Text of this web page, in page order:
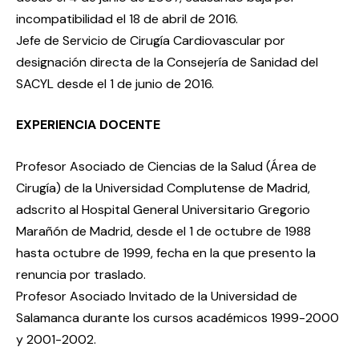
incompatibilidad el 18 de abril de 2016.
Jefe de Servicio de Cirugía Cardiovascular por
designación directa de la Consejería de Sanidad del
SACYL desde el 1 de junio de 2016.
EXPERIENCIA DOCENTE
Profesor Asociado de Ciencias de la Salud (Área de
Cirugía) de la Universidad Complutense de Madrid,
adscrito al Hospital General Universitario Gregorio
Marañón de Madrid, desde el 1 de octubre de 1988
hasta octubre de 1999, fecha en la que presento la
renuncia por traslado.
Profesor Asociado Invitado de la Universidad de
Salamanca durante los cursos académicos 1999-2000
y 2001-2002.